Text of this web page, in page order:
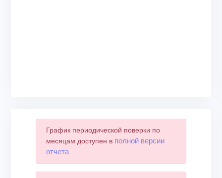
График периодической поверки по
месяцам доступен в полной версии
отчета